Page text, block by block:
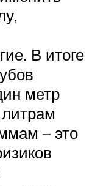
В итоге
метр
– это